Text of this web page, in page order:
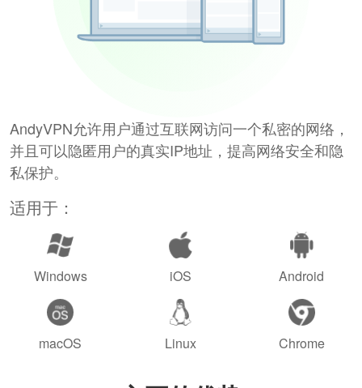
AndyVPN允许用户通过互联网访问一个私密的网络，
并且可以隐匿用户的真实IP地址，提高网络安全和隐
私保护。
适用于：
Windows iOS Android
macOS Linux Chrome